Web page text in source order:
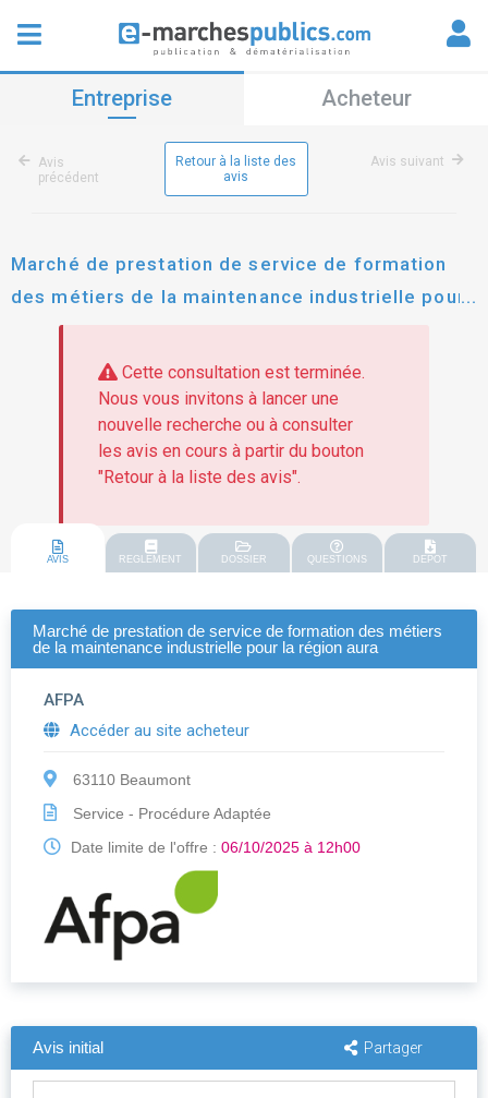
Entreprise Acheteur
Avis
précédent
Retour à la liste des
avis
Avis suivant
Marché de prestation de service de formation
des métiers de la maintenance industrielle pour
la région aura
Cette consultation est terminée.
Nous vous invitons à lancer une
nouvelle recherche ou à consulter
les avis en cours à partir du bouton
"Retour à la liste des avis".
AVIS REGLEMENT DOSSIER QUESTIONS DEPOT
Marché de prestation de service de formation des métiers
de la maintenance industrielle pour la région aura
AFPA
Accéder au site acheteur
63110 Beaumont
Service - Procédure Adaptée
Date limite de l'offre : 06/10/2025 à 12h00
Avis initial Partager